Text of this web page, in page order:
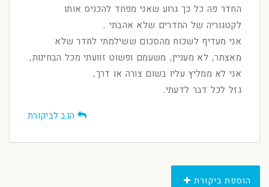
החדר פה כל כך גרוע שאני מפחד להכניס אותו
לקטגוריה של החדרים שלא אהבתי .
אני מעדיף לשכוח מהסכום ששילמתי לחדר שלא
מאצתר, לא מעניין, משעמם ופשוט זוועתי מכל הבחינות,
אני לא ממליץ עליו בשום צורה או דרך,
גזל לכל דבר לדעתי.
הגב לביקורת
הוספת ביקורת